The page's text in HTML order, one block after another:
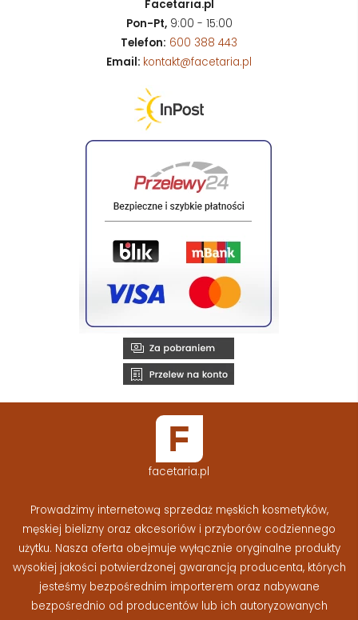
Facetaria.pl
Pon-Pt,9:00 - 15:00
Telefon: 600 388 443
Email: kontakt@facetaria.pl
facetaria.pl
Prowadzimy internetową sprzedaż męskich kosmetyków,
męskiej bielizny oraz akcesoriów i przyborów codziennego
użytku. Nasza oferta obejmuje wyłącznie oryginalne produkty
wysokiej jakości potwierdzonej gwarancją producenta, których
jesteśmy bezpośrednim importerem oraz nabywane
bezpośrednio od producentów lub ich autoryzowanych